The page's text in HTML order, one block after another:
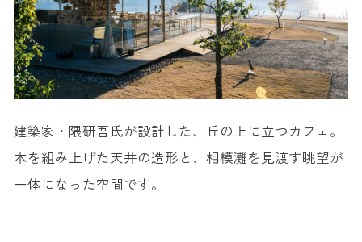
建築家・隈研吾氏が設計した、丘の上に立つカフェ。
木を組み上げた天井の造形と、相模灘を見渡す眺望が
一体になった空間です。